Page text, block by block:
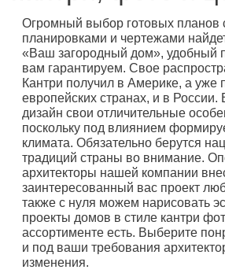
Огромный выбор готовых планов
планировками и чертежами
«Ваш загородный дом», удобный
вам гарантируем. Свое
Кантри получил в Америке, а уже
европейских странах, и в России.
дизайн свои отличительные
поскольку под влиянием
климата. Обязательно берутся
традиций страны во внимание.
архитекторы нашей компании
заинтересованный вас проект
также с нуля можем нарисовать
проекты домов в стиле кантри
ассортименте есть. Выберите
и под ваши требования
изменения.